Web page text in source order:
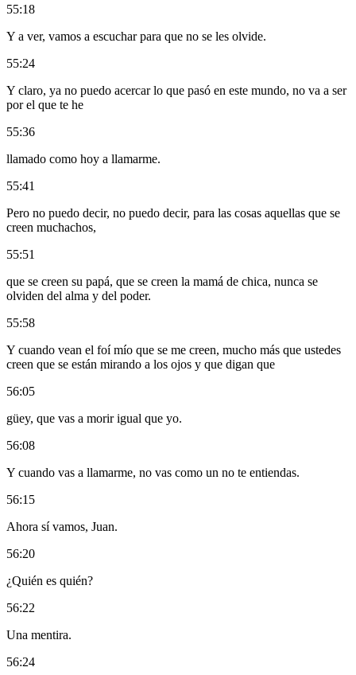
55:18
Y a ver, vamos a escuchar para que no se les olvide.
55:24
Y claro, ya no puedo acercar lo que pasó en este mundo, no va a ser
por el que te he
55:36
llamado como hoy a llamarme.
55:41
Pero no puedo decir, no puedo decir, para las cosas aquellas que se
creen muchachos,
55:51
que se creen su papá, que se creen la mamá de chica, nunca se
olviden del alma y del poder.
55:58
Y cuando vean el foí mío que se me creen, mucho más que ustedes
creen que se están mirando a los ojos y que digan que
56:05
güey, que vas a morir igual que yo.
56:08
Y cuando vas a llamarme, no vas como un no te entiendas.
56:15
Ahora sí vamos, Juan.
56:20
¿Quién es quién?
56:22
Una mentira.
56:24